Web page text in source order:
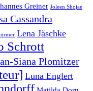
Greiner Joleen Shojae
Cassandra
Lena Jäschke
Schrott
Siana Plomitzer
Luna Englert